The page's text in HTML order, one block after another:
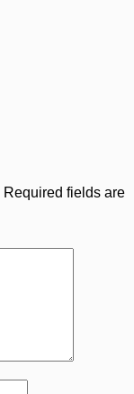
Required fields are